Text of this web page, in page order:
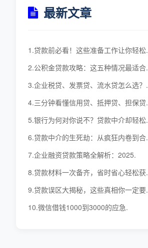
最新文章
1.贷款前必看！这些准备工作让你轻松.
2.公积金贷款攻略：这五种情况最适合.
3.企业税贷、发票贷、流水贷怎么选？.
4.三分钟看懂信用贷、抵押贷、担保贷.
5.银行为何对你说不？贷款中介却轻松.
6.贷款中介的生死劫：从疯狂内卷到合.
7.企业融资贷款策略全解析：2025.
8.贷款材料一次备齐，省时省心轻松获.
9.贷款误区大揭秘，这些真相你一定要.
10.微信借钱1000到3000的应急.